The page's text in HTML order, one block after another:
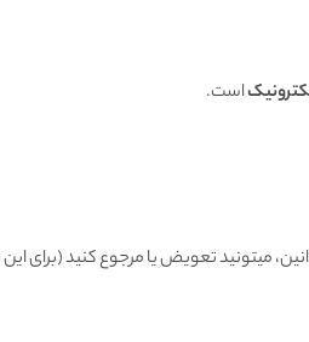
است.
اگه به هر دلیلی دوستش نداشتید تا ۲۴ ساعت طبق قوانین، میتونید تعویض